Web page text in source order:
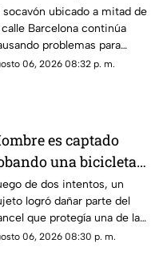
en calle
socavón ubicado a mitad de
calle Barcelona continúa
problemas para
circulan por la zona,
06, 2026 08:32 p. m.
es captado
una bicicleta
ingresar a cochera
en calle Rancho
de dos intentos, un
logró dañar parte del
que protegía una de las
de una cochera
06, 2026 08:30 p. m.